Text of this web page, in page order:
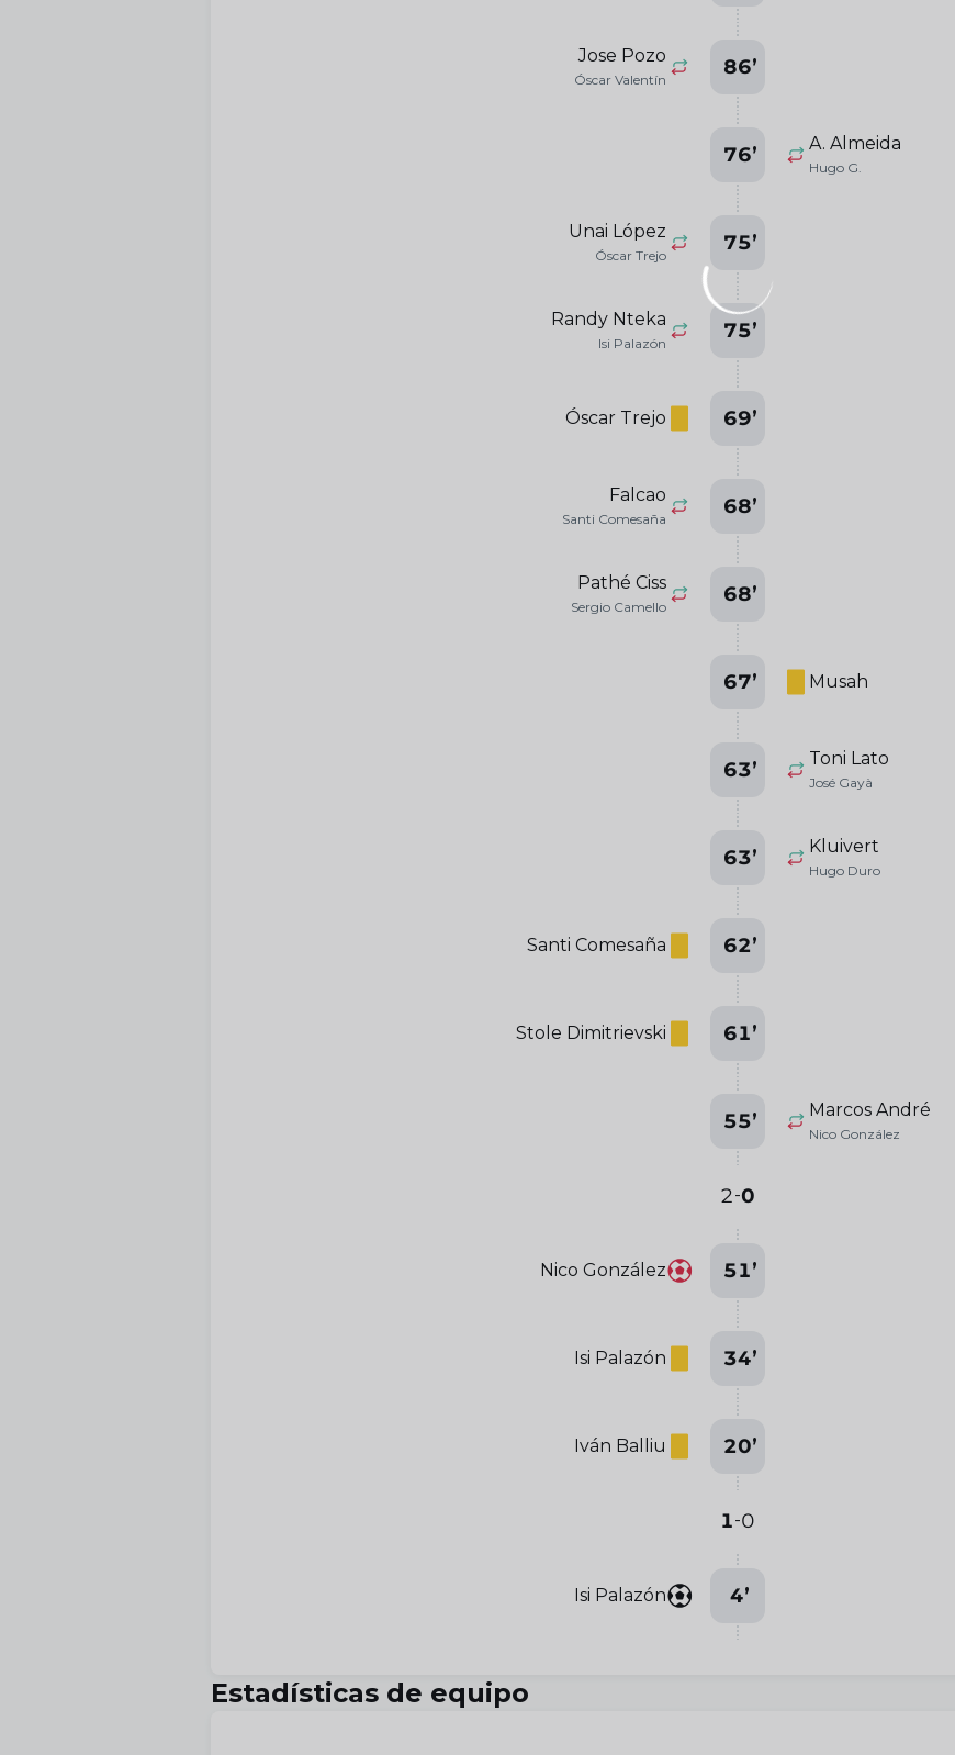
Jose Pozo
Óscar Valentín
86’
A. Almeida
Hugo G.
76’
Unai López
Óscar Trejo
75’
Randy Nteka
Isi Palazón
75’
Óscar Trejo 69’
Falcao
Santi Comesaña
68’
Pathé Ciss
Sergio Camello
68’
Musah
67’
Toni Lato
José Gayà
63’
Kluivert
Hugo Duro
63’
Santi Comesaña 62’
Stole Dimitrievski 61’
Marcos André
Nico González
55’
2-0
Nico González 51’
Isi Palazón 34’
Iván Balliu 20’
1-0
Isi Palazón 4’
Estadísticas de equipo